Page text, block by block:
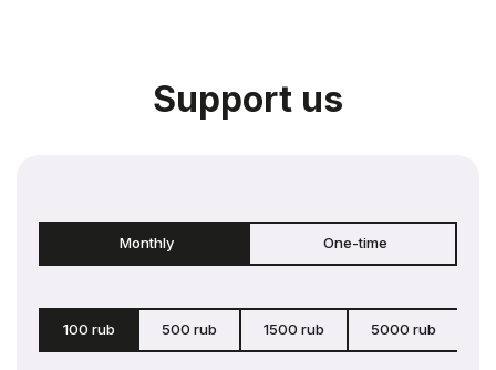
Support us
Monthly One-time
100 rub 500 rub 1500 rub 5000 rub